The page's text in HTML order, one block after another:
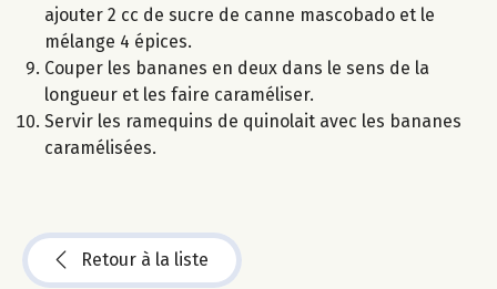
ajouter 2 cc de sucre de canne mascobado et le
mélange 4 épices.
Couper les bananes en deux dans le sens de la
longueur et les faire caraméliser.
Servir les ramequins de quinolait avec les bananes
caramélisées.
Retour à la liste